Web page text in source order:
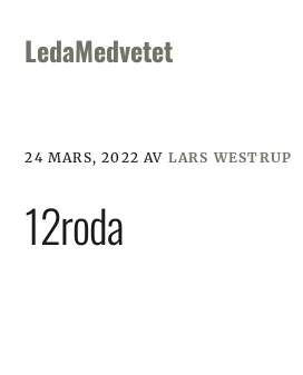
primary
main
footer
LedaMedvetet
24 MARS, 2022 AV LARS WESTRUP
12roda